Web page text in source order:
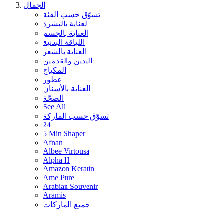
الجمال
تسوّق حسب الفئة
العناية بالبشرة
العناية بالجسم
اللياقة البدنية
العناية بالشعر
اليدين والقدمين
المكياج
عطور
العناية بالأسنان
الصحّة
See All
تسوّق حسب الماركة
24
5 Min Shaper
Afnan
Albee Virtousa
Alpha H
Amazon Keratin
Ame Pure
Arabian Souvenir
Aramis
جميع الماركات